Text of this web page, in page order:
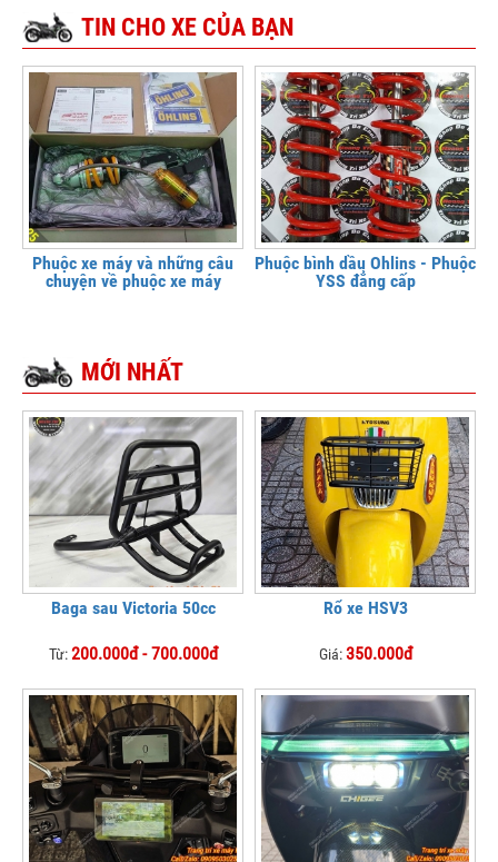
TIN CHO XE CỦA BẠN
Phuộc xe máy và những câu
chuyện về phuộc xe máy
Phuộc bình dầu Ohlins - Phuộc
YSS đẳng cấp
MỚI NHẤT
Baga sau Victoria 50cc
Từ:200.000đ - 700.000đ
Rổ xe HSV3
Giá:350.000đ